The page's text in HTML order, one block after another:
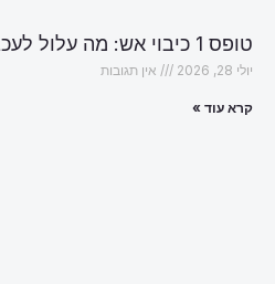
טופס 1 כיבוי אש: מה עלול לעכב את האישור?
יולי 28, 2026 אין תגובות
קרא עוד »